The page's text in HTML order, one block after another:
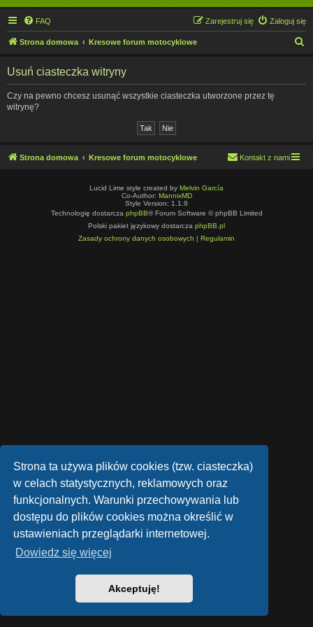
Strona ta używa plików cookies (tzw. ciasteczka)
w celach statystycznych, reklamowych oraz
funkcjonalnych. Warunki przechowywania lub
dostępu do plików cookies można określić w
ustawieniach przeglądarki internetowej.
Dowiedz się więcej
Akceptuję!
FAQ Zaloguj się
Zarejestruj się
Strona domowa Kresowe forum motocyklowe
Usuń ciasteczka witryny
Czy na pewno chcesz usunąć wszystkie ciasteczka utworzone przez tę
witrynę?
Strona domowa Kresowe forum motocyklowe Kontakt z nami
Lucid Lime style created by Melvin García
Co-Author: MannixMD
Style Version: 1.1.9
Technologię dostarcza phpBB® Forum Software © phpBB Limited
Polski pakiet językowy dostarcza phpBB.pl
Zasady ochrony danych osobowych | Regulamin